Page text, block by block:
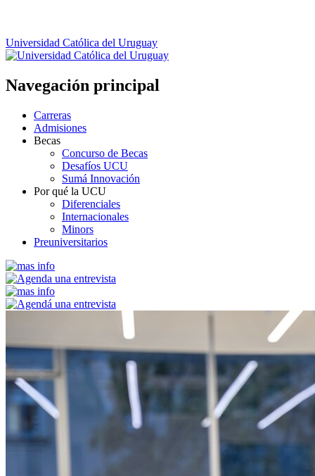
Universidad Católica del Uruguay
Navegación principal
Carreras
Admisiones
Becas
Concurso de Becas
Desafíos UCU
Sumá Innovación
Por qué la UCU
Diferenciales
Internacionales
Minors
Preuniversitarios